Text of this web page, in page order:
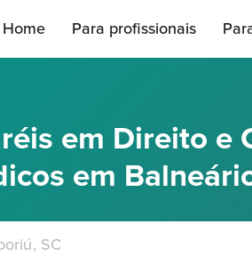
Home Para profissionais
em Direito e
em